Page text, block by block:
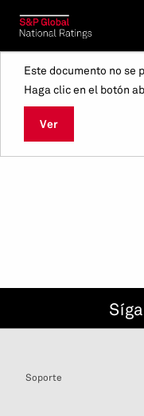
Este documento no se
Haga clic en el botón
Ver
Soporte